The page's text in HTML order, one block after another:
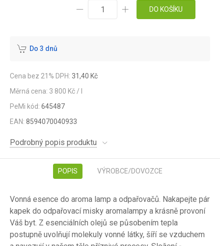
DO KOŠÍKU
Do 3 dnů
Cena bez 21% DPH: 31,40 Kč
Měrná cena: 3 800 Kč / l
PeMi kód: 645487
EAN: 8594070040933
Podrobný popis produktu
POPIS VÝROBCE/DOVOZCE
Vonná esence do aroma lamp a odpařovačů. Nakapejte pár
kapek do odpařovací misky aromalampy a krásně provoní
Váš byt. Z esenciálních olejů se působením tepla
postupně uvolňují molekuly vonné látky, šíří se vzduchem